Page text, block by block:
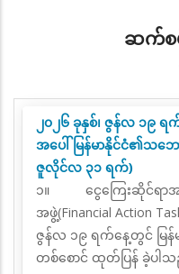
ဆက်စ
၂၀၂၆ ခုနှစ်၊ ဇွန်လ ၁၉ ရ
အပေါ် မြန်မာနိုင်ငံ၏သဘ
ဇူလိုင်လ ၃၁ ရက်)
၁။ ငွေကြေးဆိုင်ရာ
အဖွဲ့(Financial Action
ဇွန်လ ၁၉ ရက်နေ့တွင် မြန်
တစ်စောင် ထုတ်ပြန် ခဲ့ပါ